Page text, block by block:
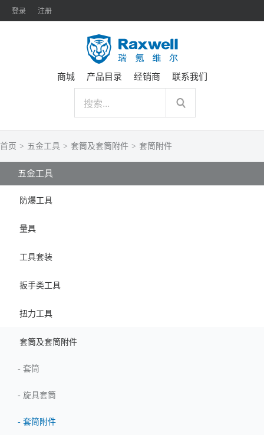
登录 注册
商城 产品目录 经销商 联系我们
首页 > 五金工具 > 套筒及套筒附件 > 套筒附件
五金工具
防爆工具
量具
工具套装
扳手类工具
扭力工具
套筒及套筒附件
- 套筒
- 旋具套筒
- 套筒附件